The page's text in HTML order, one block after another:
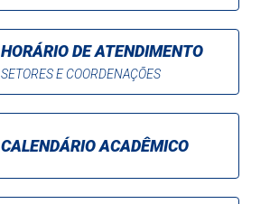
HORÁRIO DE ATENDIMENTO
SETORES E COORDENAÇÕES
CALENDÁRIO ACADÊMICO